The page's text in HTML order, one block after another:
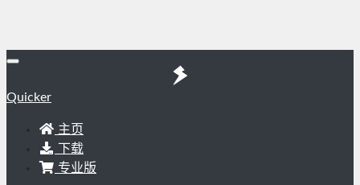
Quicker
主页
下载
专业版